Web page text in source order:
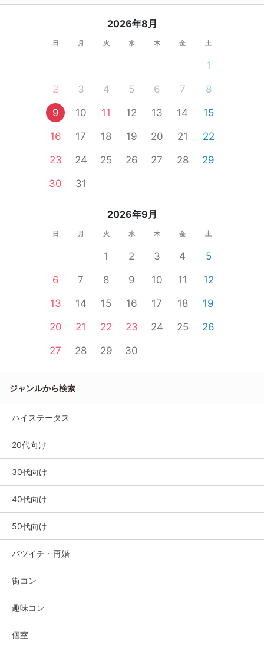
2026年8月
日 月 火 水 木 金 土
1
2
3 4 5 6 7
8
9
10 11 12 13 14
15
16
17 18 19 20 21
22
23
24 25 26 27 28
29
30
31
2026年9月
日 月 火 水 木 金 土
1 2 3 4
5
6
7 8 9 10 11
12
13
14 15 16 17 18
19
20
21 22 23 24 25
26
27
28 29 30
ジャンルから検索
ハイステータス
20代向け
30代向け
40代向け
50代向け
バツイチ・再婚
街コン
趣味コン
個室